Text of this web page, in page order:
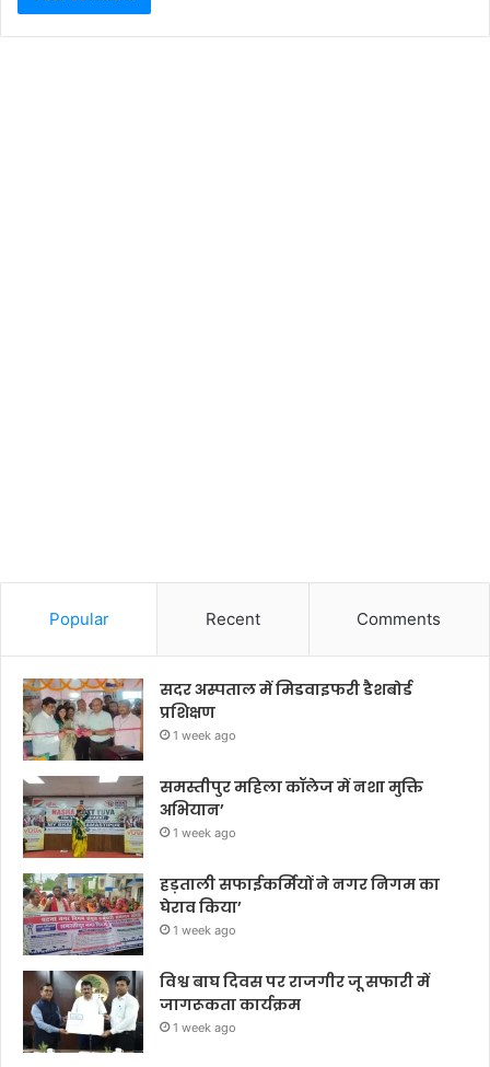
Popular Recent Comments
सदर अस्पताल में मिडवाइफरी डैशबोर्ड
प्रशिक्षण
1 week ago
समस्तीपुर महिला कॉलेज में नशा मुक्ति
अभियान’
1 week ago
हड़ताली सफाईकर्मियों ने नगर निगम का
घेराव किया’
1 week ago
विश्व बाघ दिवस पर राजगीर जू सफारी में
जागरूकता कार्यक्रम
1 week ago